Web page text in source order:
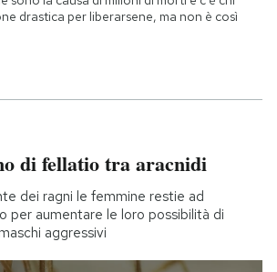
drastica per liberarsene, ma non è così
di fellatio tra aracnidi
dei ragni le femmine restie ad
per aumentare le loro possibilità di
aggressivi